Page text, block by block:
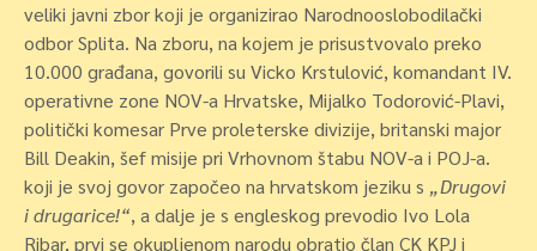
veliki javni zbor koji je organizirao Narodnooslobodilački
odbor Splita. Na zboru, na kojem je prisustvovalo preko
10.000 građana, govorili su Vicko Krstulović, komandant IV.
operativne zone NOV-a Hrvatske, Mijalko Todorović-Plavi,
politički komesar Prve proleterske divizije, britanski major
Bill Deakin, šef misije pri Vrhovnom štabu NOV-a i POJ-a.
koji je svoj govor započeo na hrvatskom jeziku s „Drugovi
i drugarice!“, a dalje je s engleskog prevodio Ivo Lola
Ribar, prvi se okupljenom narodu obratio član CK KPJ i